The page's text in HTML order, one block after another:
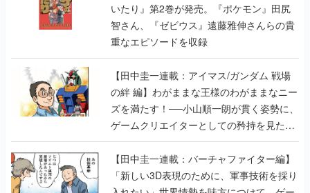
いたり』第2巻が発売。『ポケモン』田尻
智さん、『ゼビウス』遠藤雅伸さんらの貴
重なエピソードを収録
【田中圭一連載：アイマス/ガンダム 戦場
の絆 編】わがままな王様のわがままなニー
ズを満たす！──小山順一朗が貫く姿勢に、
ゲームクリエイターとしての矜持を見た
【若ゲのいたり最終回】
【田中圭一連載：バーチャファイター編】
「新しい3D表現のために、軍事技術を採り